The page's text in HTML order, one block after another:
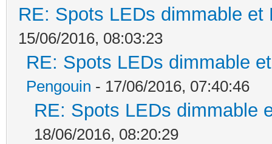
RE: Spots LEDs dimmable
15/06/2016, 08:03:23
RE: Spots LEDs dimmable
Pengouin - 17/06/2016, 07:40:46
RE: Spots LEDs dimmable
18/06/2016, 08:20:29